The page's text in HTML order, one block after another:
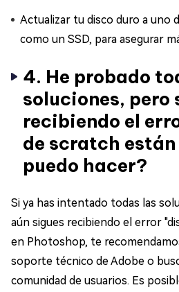
Actualizar tu disco duro a uno
como un SSD, para asegurar
4. He probado
soluciones, pero
recibiendo el
de scratch están
puedo hacer?
Si ya has intentado todas las
aún sigues recibiendo el error
en Photoshop, te
soporte técnico de Adobe o
comunidad de usuarios. Es